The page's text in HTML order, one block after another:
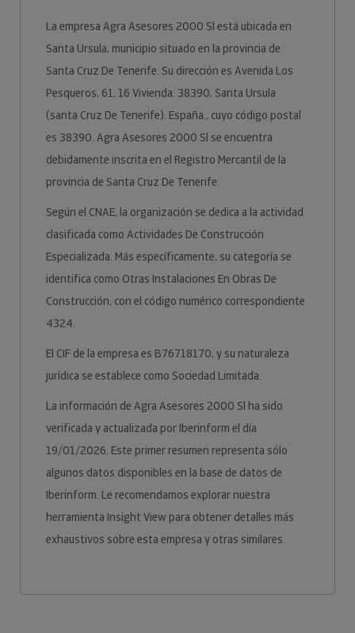
La empresa Agra Asesores 2000 Sl está ubicada en
Santa Ursula, municipio situado en la provincia de
Santa Cruz De Tenerife. Su dirección es Avenida Los
Pesqueros, 61, 16 Vivienda. 38390, Santa Ursula
(santa Cruz De Tenerife). España., cuyo código postal
es 38390. Agra Asesores 2000 Sl se encuentra
debidamente inscrita en el Registro Mercantil de la
provincia de Santa Cruz De Tenerife.
Según el CNAE, la organización se dedica a la actividad
clasificada como Actividades De Construcción
Especializada. Más específicamente, su categoría se
identifica como Otras Instalaciones En Obras De
Construcción, con el código numérico correspondiente
4324.
El CIF de la empresa es B76718170, y su naturaleza
jurídica se establece como Sociedad Limitada.
La información de Agra Asesores 2000 Sl ha sido
verificada y actualizada por Iberinform el día
19/01/2026. Este primer resumen representa sólo
algunos datos disponibles en la base de datos de
Iberinform. Le recomendamos explorar nuestra
herramienta Insight View para obtener detalles más
exhaustivos sobre esta empresa y otras similares.